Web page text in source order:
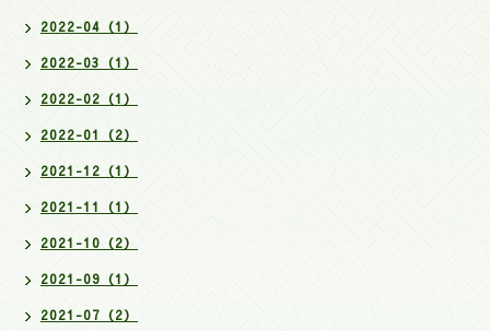
2022-04（1）
2022-03（1）
2022-02（1）
2022-01（2）
2021-12（1）
2021-11（1）
2021-10（2）
2021-09（1）
2021-07（2）